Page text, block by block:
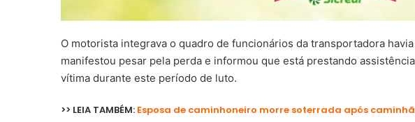
O motorista integrava o quadro de funcionários da transportadora
manifestou pesar pela perda e informou que está prestando
vítima durante este período de luto.
>> LEIA TAMBÉM: Esposa de caminhoneiro morre soterrada após